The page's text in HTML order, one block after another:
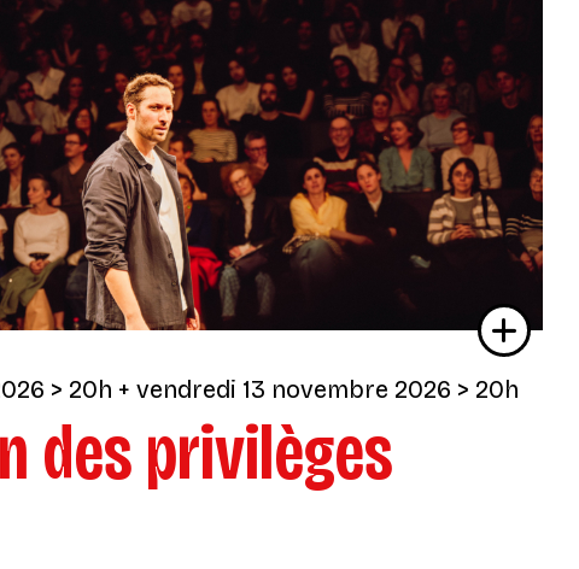
> 20h + vendredi 13 novembre 2026 > 20h
des privilèges